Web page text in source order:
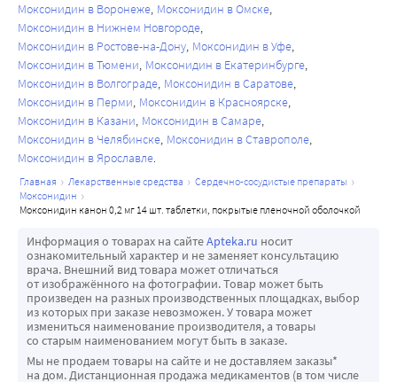
Моксонидин в Воронеже Моксонидин в Омске
Моксонидин в Нижнем Новгороде
Моксонидин в Ростове-на-Дону Моксонидин в Уфе
Моксонидин в Тюмени Моксонидин в Екатеринбурге
Моксонидин в Волгограде Моксонидин в Саратове
Моксонидин в Перми Моксонидин в Красноярске
Моксонидин в Казани Моксонидин в Самаре
Моксонидин в Челябинске Моксонидин в Ставрополе
Моксонидин в Ярославле
главная лекарственные средства
сердечно-сосудистые препараты
моксонидин
моксонидин канон 0,2 мг 14 шт. таблетки, покрытые пленочной оболочкой
Информация о товарах на сайтеApteka.ru носит
ознакомительный характер и не заменяет консультацию
врача. Внешний вид товара может отличаться
от изображённого на фотографии. Товар может быть
произведен на разных производственных площадках, выбор
из которых при заказе невозможен. У товара может
измениться наименование производителя, а товары
со старым наименованием могут быть в заказе.
Мы не продаем товары на сайте и не доставляем заказы*
на дом. Дистанционная продажа медикаментов (в том числе